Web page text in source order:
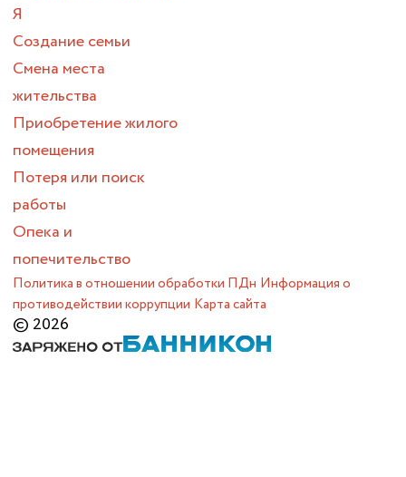
Я
Создание семьи
Смена места
жительства
Приобретение жилого
помещения
Потеря или поиск
работы
Опека и
попечительство
Политика в отношении обработки ПДн Информация о
противодействии коррупции Карта сайта
© 2026